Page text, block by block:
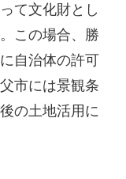
て文化財とし
この場合、勝
自治体の許可
市には景観条
の土地活用に